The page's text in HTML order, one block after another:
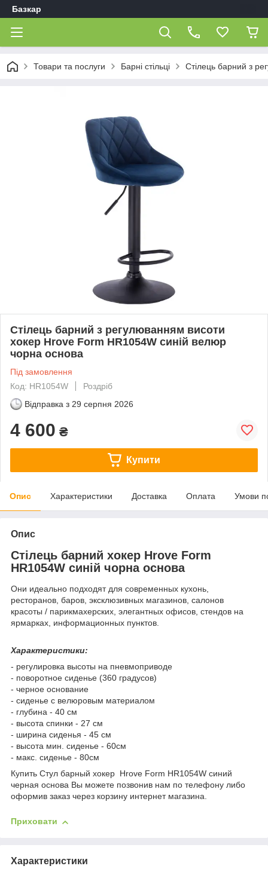
Базкар
Товари та послуги Барні стільці Стілець барний з
Стілець барний з регулюванням висоти
хокер Hrove Form HR1054W синій велюр
чорна основа
Під замовлення
Код: HR1054W
Роздріб
Відправка з 29 серпня 2026
4 600 ₴
Купити
Опис Характеристики Доставка Оплата Умови
Опис
Стілець барний хокер Hrove Form
HR1054W синій чорна основа
Они идеально подходят для современных кухонь,
ресторанов, баров, эксклюзивных магазинов, салонов
красоты / парикмахерских, элегантных офисов, стендов на
ярмарках, информационных пунктов.
Характеристики:
- регулировка высоты на пневмоприводе
- поворотное сиденье (360 градусов)
- черное основание
- сиденье с велюровым материалом
- глубина - 40 см
- высота спинки - 27 см
- ширина сиденья - 45 см
- высота мин. сиденье - 60см
- макс. сиденье - 80см
Купить Стул барный хокер Hrove Form HR1054W синий
черная основа Вы можете позвонив нам по телефону либо
оформив заказ через корзину интернет магазина.
Приховати
Характеристики